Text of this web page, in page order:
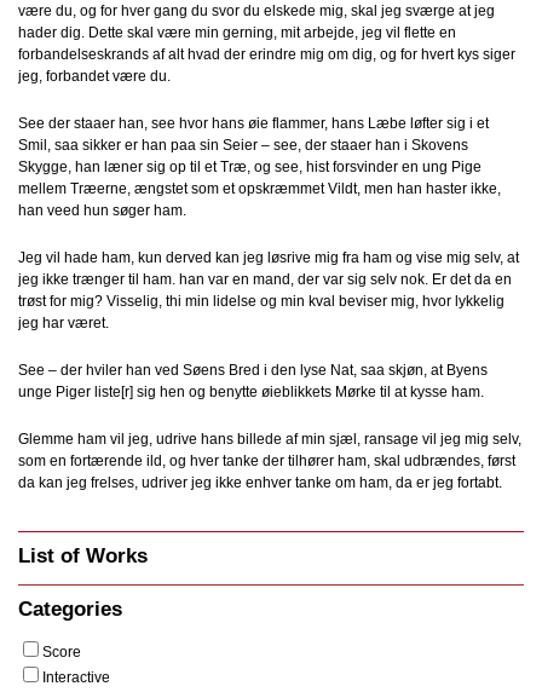
være du, og for hver gang du svor du elskede mig, skal jeg sværge at jeg
hader dig. Dette skal være min gerning, mit arbejde, jeg vil flette en
forbandelseskrands af alt hvad der erindre mig om dig, og for hvert kys siger
jeg, forbandet være du.
See der staaer han, see hvor hans øie flammer, hans Læbe løfter sig i et
Smil, saa sikker er han paa sin Seier – see, der staaer han i Skovens
Skygge, han læner sig op til et Træ, og see, hist forsvinder en ung Pige
mellem Træerne, ængstet som et opskræmmet Vildt, men han haster ikke,
han veed hun søger ham.
Jeg vil hade ham, kun derved kan jeg løsrive mig fra ham og vise mig selv, at
jeg ikke trænger til ham. han var en mand, der var sig selv nok. Er det da en
trøst for mig? Visselig, thi min lidelse og min kval beviser mig, hvor lykkelig
jeg har været.
See – der hviler han ved Søens Bred i den lyse Nat, saa skjøn, at Byens
unge Piger liste[r] sig hen og benytte øieblikkets Mørke til at kysse ham.
Glemme ham vil jeg, udrive hans billede af min sjæl, ransage vil jeg mig selv,
som en fortærende ild, og hver tanke der tilhører ham, skal udbrændes, først
da kan jeg frelses, udriver jeg ikke enhver tanke om ham, da er jeg fortabt.
List of Works
Categories
Score
Interactive